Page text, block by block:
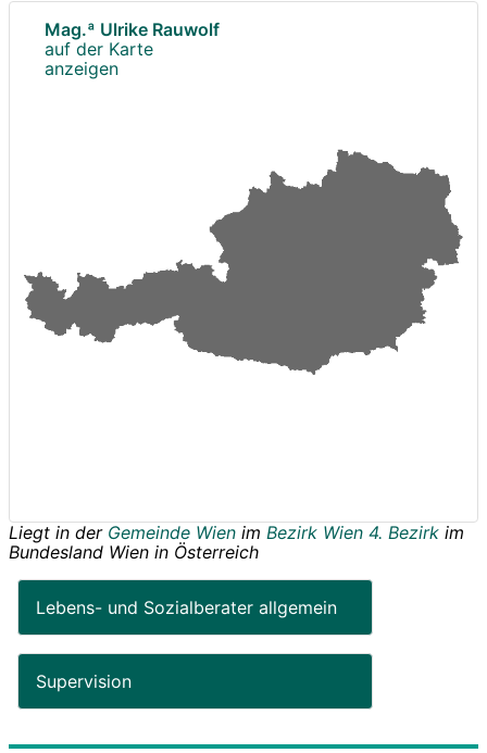
Mag.ª Ulrike Rauwolf
auf der Karte
anzeigen
Liegt in der Gemeinde Wien im Bezirk Wien 4. Bezirk im
Bundesland Wien in Österreich
Lebens- und Sozialberater allgemein
Supervision